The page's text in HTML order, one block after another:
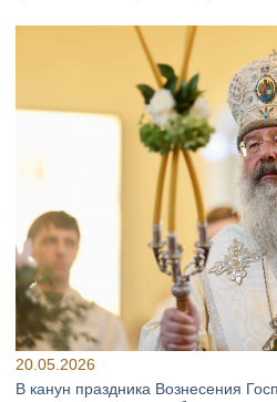
20.05.2026
В канун праздника Вознесения